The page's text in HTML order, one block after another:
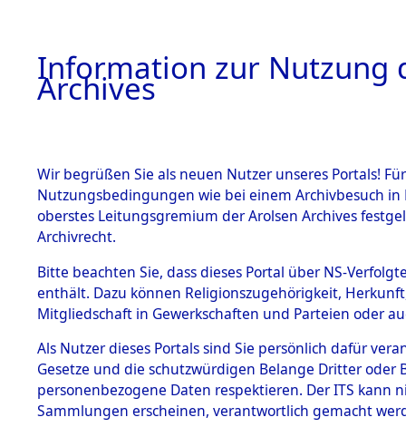
BESTÄNDE
1.
mente
5. Verschiedenes
5.3
Todesmärsche
Information zur Nutzung
Archives
Wir begrüßen Sie als neuen Nutzer unseres Portals!
Nutzungsbedingungen wie bei einem Archivbesuch
oberstes Leitungsgremium der Arolsen Archives
Archivrecht.
Bitte beachten Sie, dass dieses Portal über NS-
enthält. Dazu können Religionszugehörigkeit,
Mitgliedschaft in Gewerkschaften und Parteien oder
Als Nutzer dieses Portals sind Sie persönlich dafür
Gesetze und die schutzwürdigen Belange Dritter
personenbezogene Daten respektieren. Der ITS
Sammlungen erscheinen, verantwortlich gemacht